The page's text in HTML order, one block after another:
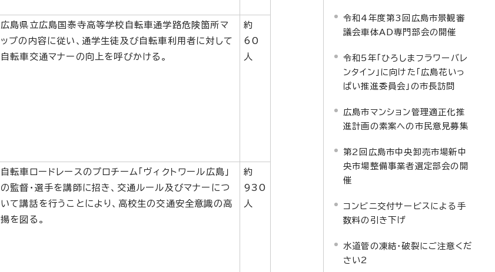
広島県立広島国泰寺高等学校自転車通学路危険箇所マ
ップの内容に従い、通学生徒及び自転車利用者に対して
自転車交通マナーの向上を呼びかける。
約
60
人
自転車ロードレースのプロチーム「ヴィクトワール広島」
の監督・選手を講師に招き、交通ルール及びマナーにつ
いて講話を行うことにより、高校生の交通安全意識の高
揚を図る。
約
930
人
令和4年度第3回広島市景観審
議会車体AD専門部会の開催
令和5年「ひろしまフラワーバレ
ンタイン」に向けた「広島花いっ
ぱい推進委員会」の市長訪問
広島市マンション管理適正化推
進計画の素案への市民意見募集
第2回広島市中央卸売市場新中
央市場整備事業者選定部会の開
催
コンビニ交付サービスによる手
数料の引き下げ
水道管の凍結・破裂にご注意くだ
さい2